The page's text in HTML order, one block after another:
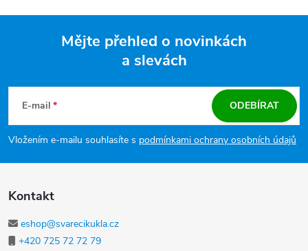
Mějte přehled o novinkách
a slevách
E-mail
Vložením e-mailu souhlasíte s podmínkami ochrany osobních údajů
ODEBÍRAT
Kontakt
eshop@svarecikukla.cz
+420 725 72 72 79